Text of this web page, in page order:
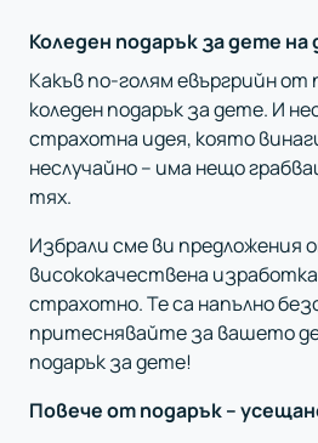
Коледен подарък за дете на
Какъв по-голям евъргрийн
коледен подарък за дете. И
страхотна идея, която
неслучайно – има нещо
тях.
Избрали сме ви предложения
висококачествена
страхотно. Те са напълно
притеснявайте за вашето
подарък за дете!
Повече от подарък –